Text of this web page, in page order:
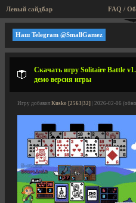
Левый сайдбар FAQ /
Наш Telegram @SmallGamez
Скачать игру Solitaire Battle
демо версия игры
Игру добавил Kusko [2563|32] | 2026-02-06